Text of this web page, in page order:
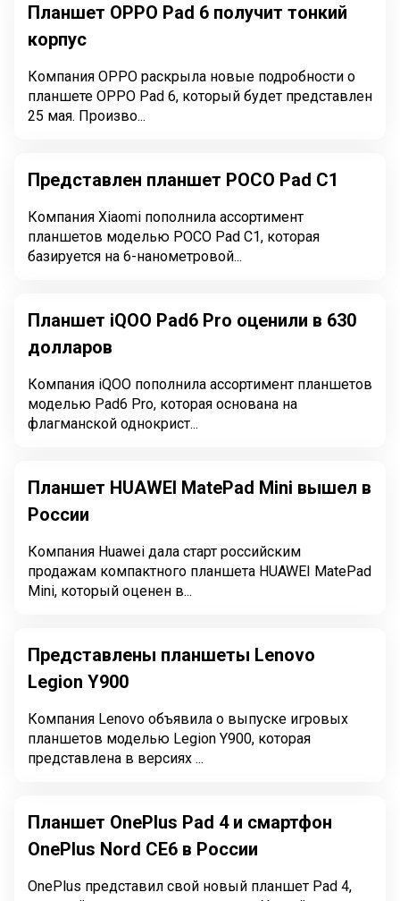
Планшет OPPO Pad 6 получит тонкий
корпус
Компания OPPO раскрыла новые подробности о
планшете OPPO Pad 6, который будет представлен
25 мая. Произво...
Представлен планшет POCO Pad C1
Компания Xiaomi пополнила ассортимент
планшетов моделью POCO Pad C1, которая
базируется на 6-нанометровой...
Планшет iQOO Pad6 Pro оценили в 630
долларов
Компания iQOO пополнила ассортимент планшетов
моделью Pad6 Pro, которая основана на
флагманской однокрист...
Планшет HUAWEI MatePad Mini вышел в
России
Компания Huawei дала старт российским
продажам компактного планшета HUAWEI MatePad
Mini, который оценен в...
Представлены планшеты Lenovo
Legion Y900
Компания Lenovo объявила о выпуске игровых
планшетов моделью Legion Y900, которая
представлена в версиях ...
Планшет OnePlus Pad 4 и смартфон
OnePlus Nord CE6 в России
OnePlus представил свой новый планшет Pad 4,